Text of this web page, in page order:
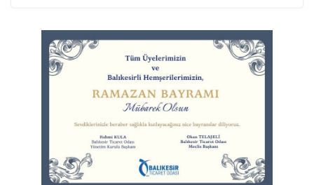
Balıkesirspor Sevdası İçin
Memleket Tek Yürek
6 Ağustos 2026 Perşembe, 11:51
Büyükşehir’den Kepsut’a Yatırım
6 Ağustos 2026 Perşembe, 16:43